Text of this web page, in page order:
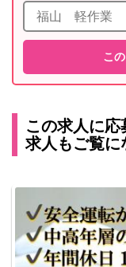
この求人に
求人もご覧に